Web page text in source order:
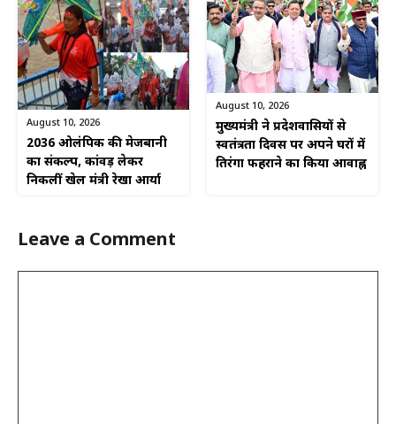
August 10, 2026
2036 ओलंपिक की मेजबानी
का संकल्प, कांवड़ लेकर
निकलीं खेल मंत्री रेखा आर्या
August 10, 2026
मुख्यमंत्री ने प्रदेशवासियों से
स्वतंत्रता दिवस पर अपने घरों में
तिरंगा फहराने का किया आवाह्न
Leave a Comment